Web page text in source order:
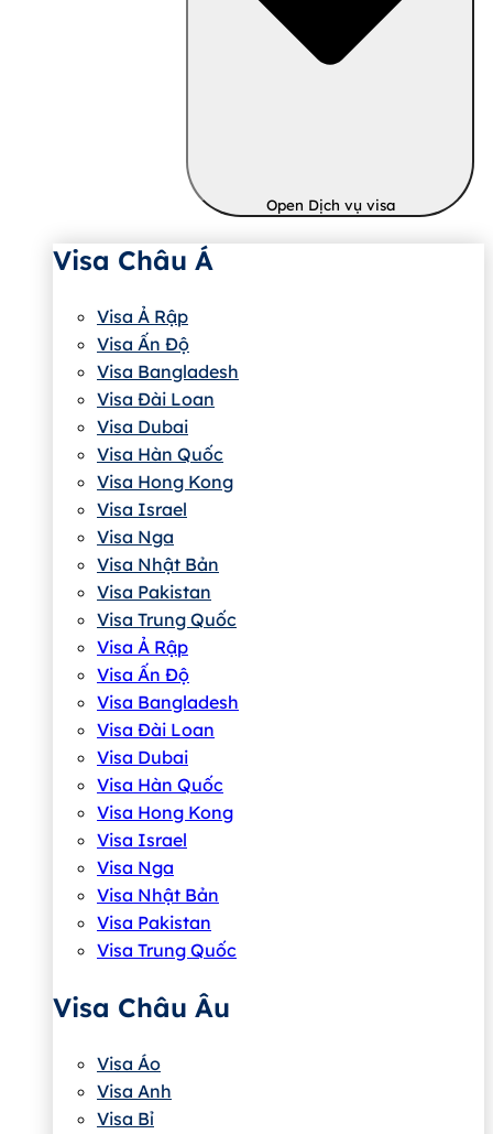
Open Dịch vụ visa
Visa Châu Á
Visa Ả Rập
Visa Ấn Độ
Visa Bangladesh
Visa Đài Loan
Visa Dubai
Visa Hàn Quốc
Visa Hong Kong
Visa Israel
Visa Nga
Visa Nhật Bản
Visa Pakistan
Visa Trung Quốc
Visa Ả Rập
Visa Ấn Độ
Visa Bangladesh
Visa Đài Loan
Visa Dubai
Visa Hàn Quốc
Visa Hong Kong
Visa Israel
Visa Nga
Visa Nhật Bản
Visa Pakistan
Visa Trung Quốc
Visa Châu Âu
Visa Áo
Visa Anh
Visa Bỉ